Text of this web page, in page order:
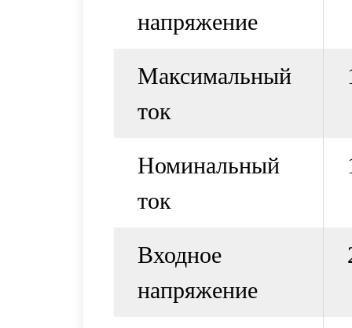
напряжение
Максимальный
ток
Номинальный
ток
Входное
напряжение